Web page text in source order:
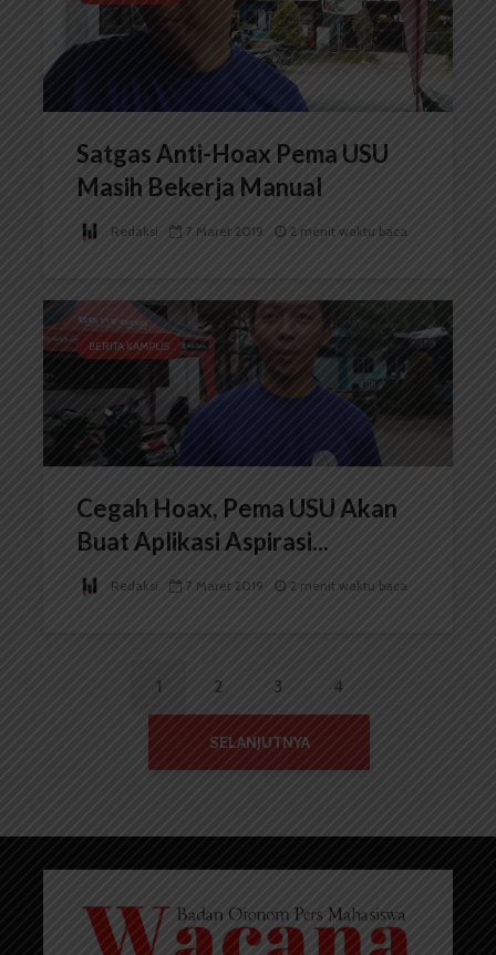
Satgas Anti-Hoax Pema USU
Masih Bekerja Manual
Redaksi 7 Maret 2019 2 menit waktu baca
BERITA KAMPUS
Cegah Hoax, Pema USU Akan
Buat Aplikasi Aspirasi...
Redaksi 7 Maret 2019 2 menit waktu baca
1 2 3 4
SELANJUTNYA